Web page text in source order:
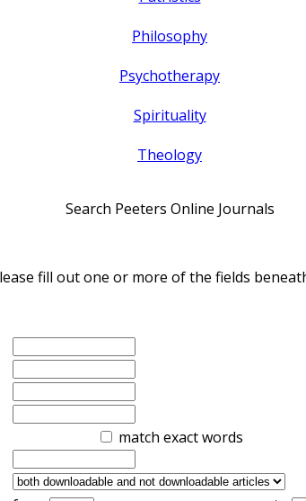
Philosophy
Psychotherapy
Spirituality
Theology
Search Peeters Online Journals
fill out one or more of the fields
match exact words